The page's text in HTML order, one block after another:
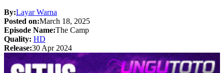
By:Layar Warna
Posted on:March 18, 2025
Episode Name:The Camp
Quality: HD
Release:30 Apr 2024